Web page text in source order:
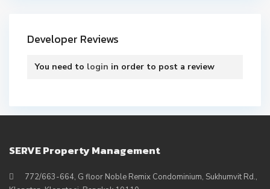
Developer Reviews
You need to login in order to post a review
SERVE Property Management
772/663-664, G floor Noble Remix Condominium, Sukhumvit Rd.,